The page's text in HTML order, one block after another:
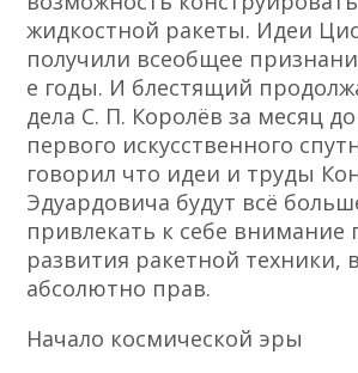
жидкостной ракеты. Идеи
получили всеобщее
е годы. И блестящий
дела С. П. Королёв за месяц до
первого искусственного
говорил что идеи и труды
Эдуардовича будут всё
привлекать к себе внимание
развития ракетной техники,
абсолютно прав.
Начало космической эры